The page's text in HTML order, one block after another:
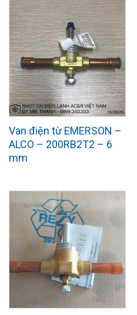
Van điện từ EMERSON –
ALCO – 200RB2T2 – 6
mm